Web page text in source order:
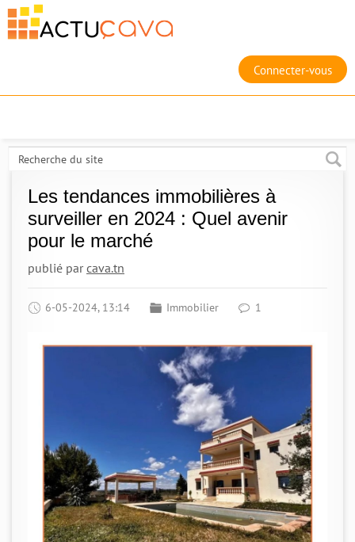
Connecter-vous
Les tendances immobilières à
surveiller en 2024 : Quel avenir
pour le marché
publié parcava.tn
6-05-2024, 13:14 Immobilier 1